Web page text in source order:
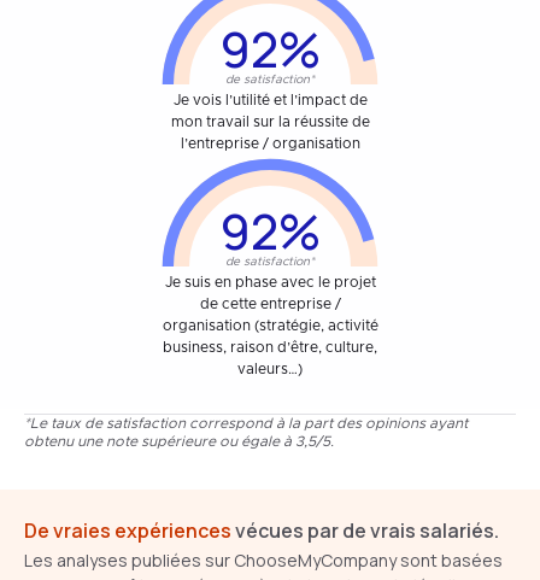
92%
de satisfaction*
Je vois l’utilité et l’impact de
mon travail sur la réussite de
l’entreprise / organisation
92%
de satisfaction*
Je suis en phase avec le projet
de cette entreprise /
organisation (stratégie, activité
business, raison d’être, culture,
valeurs…)
*Le taux de satisfaction correspond à la part des opinions ayant
obtenu une note supérieure ou égale à 3,5/5.
De vraies expériencesvécues par de vrais salariés.
Les analyses publiées sur ChooseMyCompany sont basées